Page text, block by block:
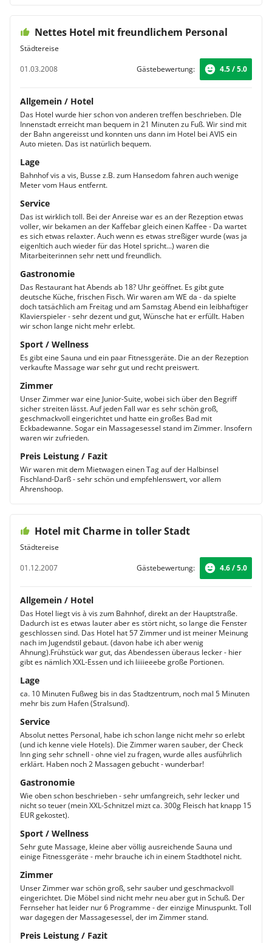
Nettes Hotel mit freundlichem Personal
Städtereise
01.03.2008
Gästebewertung: 4.5 / 5.0
Allgemein / Hotel
Das Hotel wurde hier schon von anderen treffen beschrieben. DIe
Innenstadt erreicht man bequem in 21 Minuten zu Fuß. Wir sind mit
der Bahn angereisst und konnten uns dann im Hotel bei AVIS ein
Auto mieten. Das ist natürlich bequem.
Lage
Bahnhof vis a vis, Busse z.B. zum Hansedom fahren auch wenige
Meter vom Haus entfernt.
Service
Das ist wirklich toll. Bei der Anreise war es an der Rezeption etwas
voller, wir bekamen an der Kaffebar gleich einen Kaffee - Da wartet
es sich etwas relaxter. Auch wenn es etwas streßiger wurde (was ja
eigenltich auch wieder für das Hotel spricht...) waren die
Mitarbeiterinnen sehr nett und freundlich.
Gastronomie
Das Restaurant hat Abends ab 18? Uhr geöffnet. Es gibt gute
deutsche Küche, frischen Fisch. Wir waren am WE da - da spielte
doch tatsächlich am Freitag und am Samstag Abend ein leibhaftiger
Klavierspieler - sehr dezent und gut, Wünsche hat er erfüllt. Haben
wir schon lange nicht mehr erlebt.
Sport / Wellness
Es gibt eine Sauna und ein paar Fitnessgeräte. Die an der Rezeption
verkaufte Massage war sehr gut und recht preiswert.
Zimmer
Unser Zimmer war eine Junior-Suite, wobei sich über den Begriff
sicher streiten lässt. Auf jeden Fall war es sehr schön groß,
geschmackvoll eingerichtet und hatte ein großes Bad mit
Eckbadewanne. Sogar ein Massagesessel stand im Zimmer. Insofern
waren wir zufrieden.
Preis Leistung / Fazit
Wir waren mit dem Mietwagen einen Tag auf der Halbinsel
Fischland-Darß - sehr schön und empfehlenswert, vor allem
Ahrenshoop.
Hotel mit Charme in toller Stadt
Städtereise
01.12.2007
Gästebewertung: 4.6 / 5.0
Allgemein / Hotel
Das Hotel liegt vis à vis zum Bahnhof, direkt an der Hauptstraße.
Dadurch ist es etwas lauter aber es stört nicht, so lange die Fenster
geschlossen sind. Das Hotel hat 57 Zimmer und ist meiner Meinung
nach im Jugendstil gebaut. (davon habe ich aber wenig
Ahnung).Frühstück war gut, das Abendessen überaus lecker - hier
gibt es nämlich XXL-Essen und ich liiiieeebe große Portionen.
Lage
ca. 10 Minuten Fußweg bis in das Stadtzentrum, noch mal 5 Minuten
mehr bis zum Hafen (Stralsund).
Service
Absolut nettes Personal, habe ich schon lange nicht mehr so erlebt
(und ich kenne viele Hotels). Die Zimmer waren sauber, der Check
Inn ging sehr schnell - ohne viel zu fragen, wurde alles ausführlich
erklärt. Haben noch 2 Massagen gebucht - wunderbar!
Gastronomie
Wie oben schon beschrieben - sehr umfangreich, sehr lecker und
nicht so teuer (mein XXL-Schnitzel mizt ca. 300g Fleisch hat knapp 15
EUR gekostet).
Sport / Wellness
Sehr gute Massage, kleine aber völlig ausreichende Sauna und
einige Fitnessgeräte - mehr brauche ich in einem Stadthotel nicht.
Zimmer
Unser Zimmer war schön groß, sehr sauber und geschmackvoll
eingerichtet. Die Möbel sind nicht mehr neu aber gut in Schuß. Der
Fernseher hat leider nur 6 Programme - der einzige Minuspunkt. Toll
war dagegen der Massagesessel, der im Zimmer stand.
Preis Leistung / Fazit